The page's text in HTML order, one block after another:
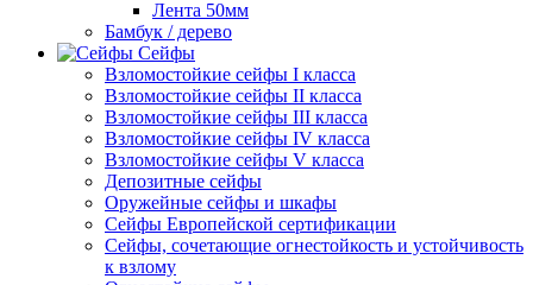
Лента 50мм
Бамбук / дерево
Сейфы
Взломостойкие сейфы I класса
Взломостойкие сейфы II класса
Взломостойкие сейфы III класса
Взломостойкие сейфы IV класса
Взломостойкие сейфы V класса
Депозитные сейфы
Оружейные сейфы и шкафы
Сейфы Европейской сертификации
Сейфы, сочетающие огнестойкость и устойчивость
к взлому